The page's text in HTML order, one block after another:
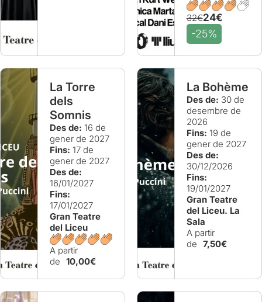
32€24€
-25%
La Torre
dels
Somnis
Des de: 16 de
gener de 2027
Fins: 17 de
gener de 2027
Des de:
16/01/2027
Fins:
17/01/2027
Gran Teatre
del Liceu
A partir
de 10,00€
La Bohème
Des de: 30 de
desembre de
2026
Fins: 19 de
gener de 2027
Des de:
30/12/2026
Fins:
19/01/2027
Gran Teatre
del Liceu. La
Sala
A partir
de 7,50€